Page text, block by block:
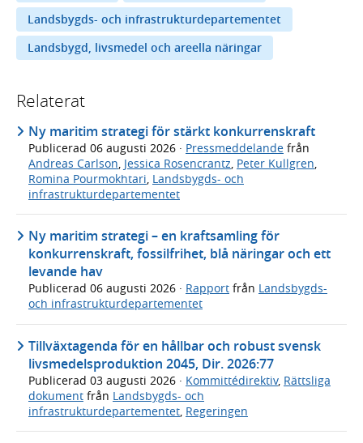
Landsbygds- och infrastrukturdepartementet
Landsbygd, livsmedel och areella näringar
Relaterat
Ny maritim strategi för stärkt konkurrenskraft
Publicerad 06 augusti 2026 · Pressmeddelande från
Andreas Carlson Jessica Rosencrantz Peter Kullgren
Romina Pourmokhtari Landsbygds- och
infrastrukturdepartementet
Ny maritim strategi – en kraftsamling för
konkurrenskraft, fossilfrihet, blå näringar och ett
levande hav
Publicerad 06 augusti 2026 · Rapport från Landsbygds-
och infrastrukturdepartementet
Tillväxtagenda för en hållbar och robust svensk
livsmedelsproduktion 2045, Dir. 2026:77
Publicerad 03 augusti 2026 · Kommittédirektiv, Rättsliga
dokument från Landsbygds- och
infrastrukturdepartementet, Regeringen